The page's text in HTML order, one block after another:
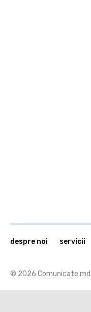
© 2026 Comunicate.md
despre noi servicii